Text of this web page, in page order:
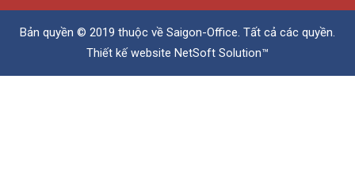
Bản quyền © 2019 thuộc về Saigon-Office. Tất cả các quyền.
Thiết kế website NetSoft Solution™